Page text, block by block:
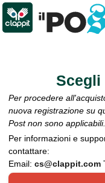
Scegli
Per procedere
nuova registrazione su
Post non sono applicabili.
Per informazioni e
contattare:
Email: cs@clappit.com